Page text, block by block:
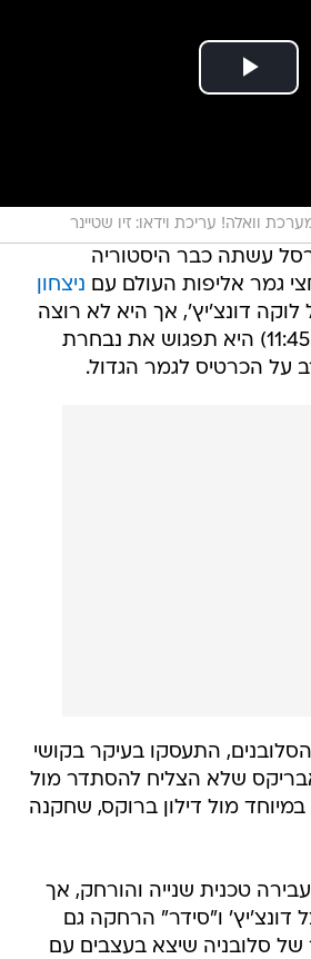
וואלה! עריכת וידאו: זיו שטיינר
עשתה כבר היסטוריה
גמר אליפות העולם עם ניצחון
לוקה דונצ'יץ', אך היא לא רוצה
לעצור והיום (שישי, 11:45) היא תפגוש את נבחרת
על הכרטיס לגמר הגדול.
התעסקו בעיקר בקושי
שלא הצליח להסתדר מול
מול דילון ברוקס, שחקנה
טכנית שנייה והורחק, אך
דונצ'יץ' ו"סידר" הרחקה גם
סלובניה שיצא בעצבים עם